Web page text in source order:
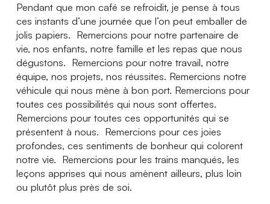
Pendant que mon café se refroidit, je pense à tous
ces instants d’une journée que l’on peut emballer de
jolis papiers. Remercions pour notre partenaire de
vie, nos enfants, notre famille et les repas que nous
dégustons. Remercions pour notre travail, notre
équipe, nos projets, nos réussites. Remercions notre
véhicule qui nous mène à bon port. Remercions pour
toutes ces possibilités qui nous sont offertes.
Remercions pour toutes ces opportunités qui se
présentent à nous. Remercions pour ces joies
profondes, ces sentiments de bonheur qui colorent
notre vie. Remercions pour les trains manqués, les
leçons apprises qui nous amènent ailleurs, plus loin
ou plutôt plus près de soi.